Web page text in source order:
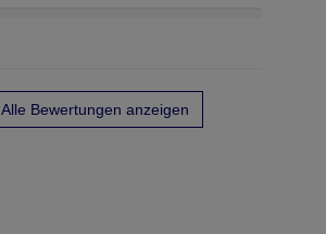
Alle Bewertungen anzeigen